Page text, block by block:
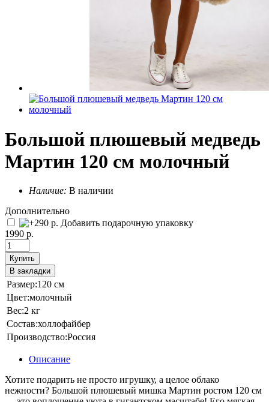
Большой плюшевый медведь
Мартин 120 см молочный
Наличие: В наличии
Дополнительно
Добавить подарочную упаковку
1990 р.
Купить
В закладки
Размер:120 см
Цвет:молочный
Вес:2 кг
Состав:холлофайбер
Производство:Россия
Описание
Хотите подарить не просто игрушку, а целое облако
нежности? Большой плюшевый мишка Мартин ростом 120 см